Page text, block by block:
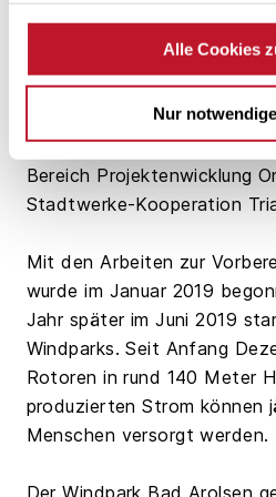
Alle Cookies
Nur
gelungen, gemeinsam mit
Wind und im Einklang mit
werthaltiges
Thomas Schulte,
Bereich Projektenwicklung
Stadtwerke-Kooperation
Mit den Arbeiten zur
wurde im Januar 2019
Jahr später im Juni 2019
Windparks. Seit Anfang
Rotoren in rund 140 Meter
produzierten Strom können
Menschen versorgt werden.